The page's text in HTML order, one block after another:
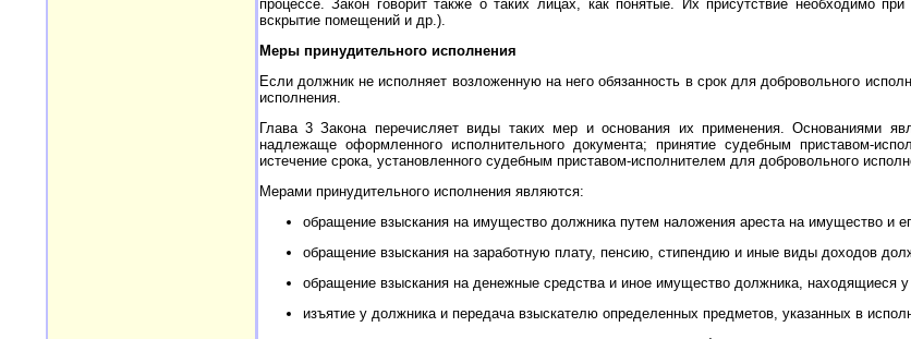
процессе. Закон говорит также о таких лицах, как понятые. Их присутствие необходимо
вскрытие помещений и др.).
Меры принудительного исполнения
Если должник не исполняет возложенную на него обязанность в срок для добровольного
исполнения.
Глава 3 Закона перечисляет виды таких мер и основания их применения. Основаниями
надлежаще оформленного исполнительного документа; принятие судебным приставом-
истечение срока, установленного судебным приставом-исполнителем для добровольного
Мерами принудительного исполнения являются:
обращение взыскания на имущество должника путем наложения ареста на имущество и
обращение взыскания на заработную плату, пенсию, стипендию и иные виды доходов
обращение взыскания на денежные средства и иное имущество должника, находящиеся у
изъятие у должника и передача взыскателю определенных предметов, указанных в